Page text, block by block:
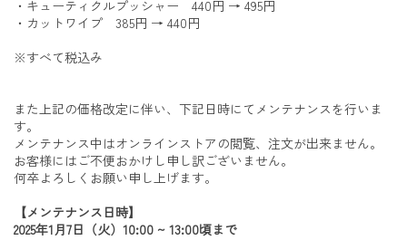
・キューティクルプッシャー 440円 → 495円
・カットワイプ 385円 → 440円
※すべて税込み
また上記の価格改定に伴い、下記日時にてメンテナンスを行いま
す。
メンテナンス中はオンラインストアの閲覧、注文が出来ません。
お客様にはご不便おかけし申し訳ございません。
何卒よろしくお願い申し上げます。
【メンテナンス日時】
2025年1月7日（火）10:00 ~ 13:00頃まで